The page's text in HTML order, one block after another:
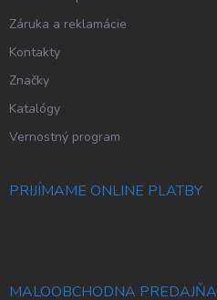
Záruka a reklamácie
Kontakty
Značky
Katalógy
Vernostný program
PRIJÍMAME ONLINE PLATBY
MALOOBCHODNA PREDAJŇA